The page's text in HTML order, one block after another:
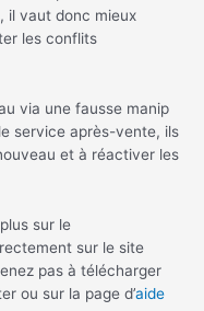
il vaut donc mieux
les conflits
via une fausse manip
service après-vente, ils
et à réactiver les
sur le
sur le site
pas à télécharger
ou sur la page d’aide